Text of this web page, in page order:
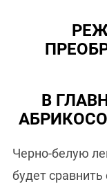
В
Черно-белую
будет